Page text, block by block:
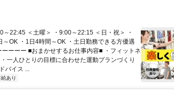
22:45 ＜土曜＞ ・9:00～22:15 ＜日・祝＞ ・
OK ・1日4時間～OK ・土日勤務できる方優遇
ーーー ■おまかせするお仕事内容■ ・フィットネ
一人ひとりの目標に合わせた運動プランづくり
バイス ...
給あり